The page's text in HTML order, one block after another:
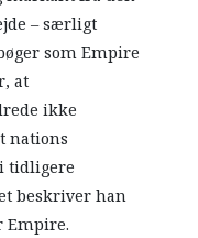
– særligt
som Empire
at
ikke
nations
tidligere
beskriver han
Empire.